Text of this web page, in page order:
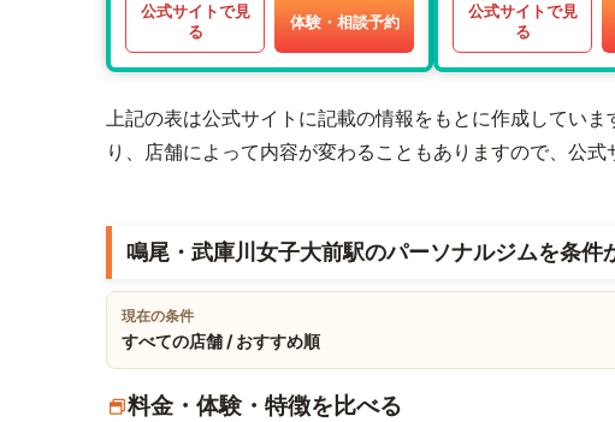
公式サイトで見
る
体験・相談予約
公式サイトで見
る
上記の表は公式サイトに記載の情報をもとに作成してい
り、店舗によって内容が変わることもありますので、公式
鳴尾・武庫川女子大前駅のパーソナルジムを条件
現在の条件
すべての店舗 / おすすめ順
料金・体験・特徴を比べる